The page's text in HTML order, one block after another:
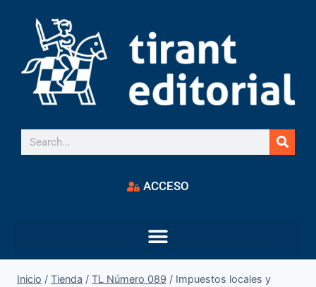
ACCESO
Inicio / Tienda / TL Número 089 / Impuestos locales y